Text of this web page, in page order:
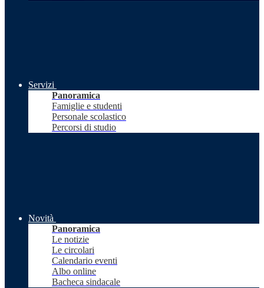
Servizi
Panoramica
Famiglie e studenti
Personale scolastico
Percorsi di studio
Novità
Panoramica
Le notizie
Le circolari
Calendario eventi
Albo online
Bacheca sindacale